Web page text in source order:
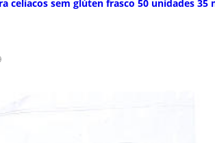
celíacos sem glúten frasco 50 unidades 35